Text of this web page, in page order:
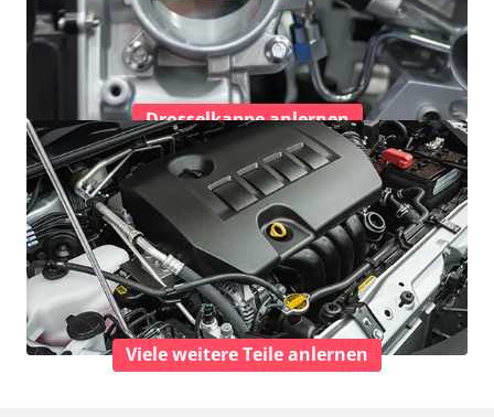
Drosselkappe anlernen
Viele weitere Teile anlernen